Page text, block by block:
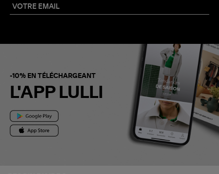
-10% EN TÉLÉCHARGEANT
L'APP LULLI